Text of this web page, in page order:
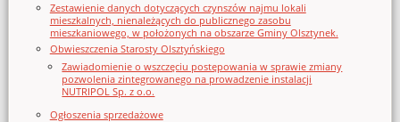
Zestawienie danych dotyczących czynszów najmu lokali
mieszkalnych, nienależących do publicznego zasobu
mieszkaniowego, w położonych na obszarze Gminy Olsztynek.
Obwieszczenia Starosty Olsztyńskiego
Zawiadomienie o wszczęciu postępowania w sprawie zmiany
pozwolenia zintegrowanego na prowadzenie instalacji
NUTRIPOL Sp. z o.o.
Ogłoszenia sprzedażowe